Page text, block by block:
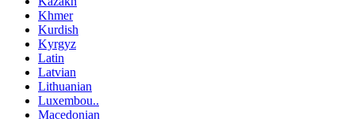
Khmer
Kurdish
Kyrgyz
Latin
Latvian
Lithuanian
Luxembou..
Macedonian